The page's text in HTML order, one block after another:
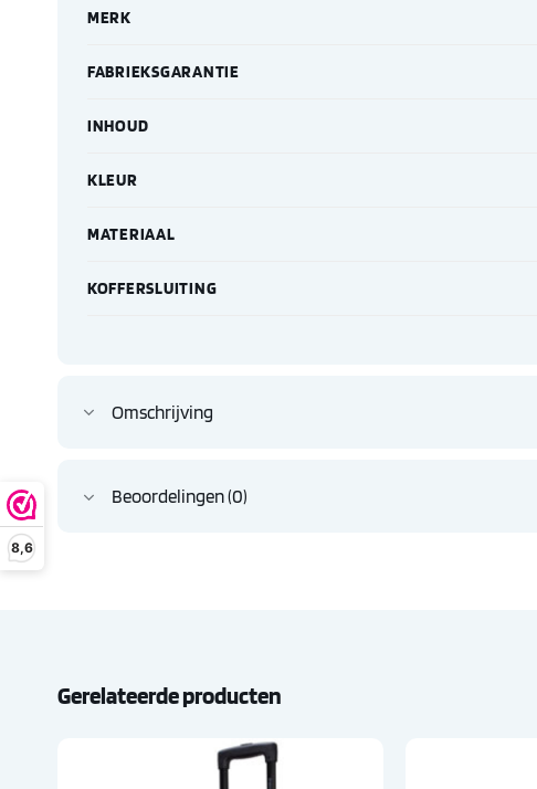
8,6
MERK
FABRIEKSGARANTIE
INHOUD
KLEUR
MATERIAAL
KOFFERSLUITING
Omschrijving
Beoordelingen (0)
Gerelateerde producten